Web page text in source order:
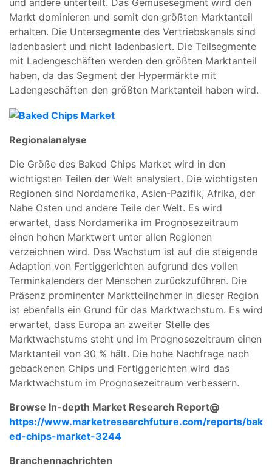
Markt dominieren und somit den größten Marktanteil
erhalten. Die Untersegmente des Vertriebskanals sind
ladenbasiert und nicht ladenbasiert. Die Teilsegmente
mit Ladengeschäften werden den größten Marktanteil
haben, da das Segment der Hypermärkte mit
Ladengeschäften den größten Marktanteil haben wird.
Regionalanalyse
Die Größe des Baked Chips Market wird in den
wichtigsten Teilen der Welt analysiert. Die wichtigsten
Regionen sind Nordamerika, Asien-Pazifik, Afrika, der
Nahe Osten und andere Teile der Welt. Es wird
erwartet, dass Nordamerika im Prognosezeitraum
einen hohen Marktwert unter allen Regionen
verzeichnen wird. Das Wachstum ist auf die steigende
Adaption von Fertiggerichten aufgrund des vollen
Terminkalenders der Menschen zurückzuführen. Die
Präsenz prominenter Marktteilnehmer in dieser Region
ist ebenfalls ein Grund für das Marktwachstum. Es wird
erwartet, dass Europa an zweiter Stelle des
Marktwachstums steht und im Prognosezeitraum einen
Marktanteil von 30 % hält. Die hohe Nachfrage nach
gebackenen Chips und Fertiggerichten wird das
Marktwachstum im Prognosezeitraum verbessern.
Browse In-depth Market Research Report@
https://www.marketresearchfuture.com/reports/bak
ed-chips-market-3244
Branchennachrichten